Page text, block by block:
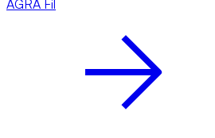
AGRA Fil